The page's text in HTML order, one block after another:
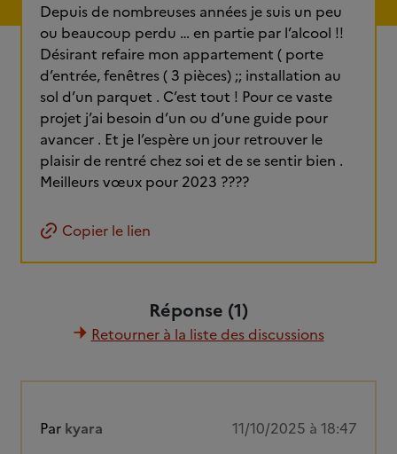
Depuis de nombreuses années je suis un peu
ou beaucoup perdu … en partie par l’alcool !!
Désirant refaire mon appartement ( porte
d’entrée, fenêtres ( 3 pièces) ;; installation au
sol d’un parquet . C’est tout ! Pour ce vaste
projet j’ai besoin d’un ou d’une guide pour
avancer . Et je l’espère un jour retrouver le
plaisir de rentré chez soi et de se sentir bien .
Meilleurs vœux pour 2023 ????
Copier le lien
Réponse (1)
Retourner à la liste des discussions
Par kyara 11/10/2025 à 18:47